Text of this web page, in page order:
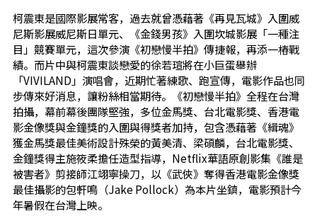
柯震東是國際影展常客，過去就曾憑藉著《再見瓦城》入圍威
尼斯影展威尼斯日單元、《金錢男孩》入圍坎城影展「一種注
目」競賽單元，這次參演《初戀慢半拍》傳捷報，再添一樁戰
績。而片中與柯震東談戀愛的徐若瑄將在小巨蛋舉辦
「VIVILAND」演唱會，近期忙著練歌、跑宣傳，電影作品也同
步傳來好消息，讓粉絲相當期待。《初戀慢半拍》全程在台灣
拍攝，幕前幕後團隊堅強，多位金馬獎、台北電影獎、香港電
影金像獎與金鐘獎的入圍與得獎者加持，包含憑藉著《緝魂》
獲金馬獎最佳美術設計殊榮的黃美清、梁碩麟，台北電影獎、
金鐘獎得主施筱柔擔任造型指導，Netflix華語原創影集《誰是
被害者》剪接師江翊寧操刀，以《武俠》奪得香港電影金像獎
最佳攝影的包軒鳴（Jake Pollock）為本片坐鎮，電影預計今
年暑假在台灣上映。